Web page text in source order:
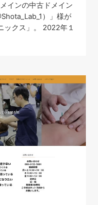
インの中古ドメイン
）」様が
ックス」。 2022年１